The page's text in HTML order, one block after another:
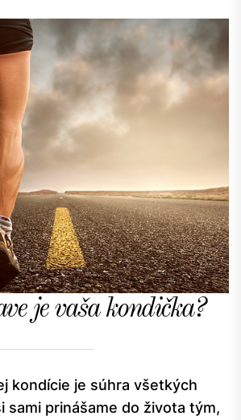
je vaša kondička?
kondície je súhra všetkých
sami prinášame do života tým,